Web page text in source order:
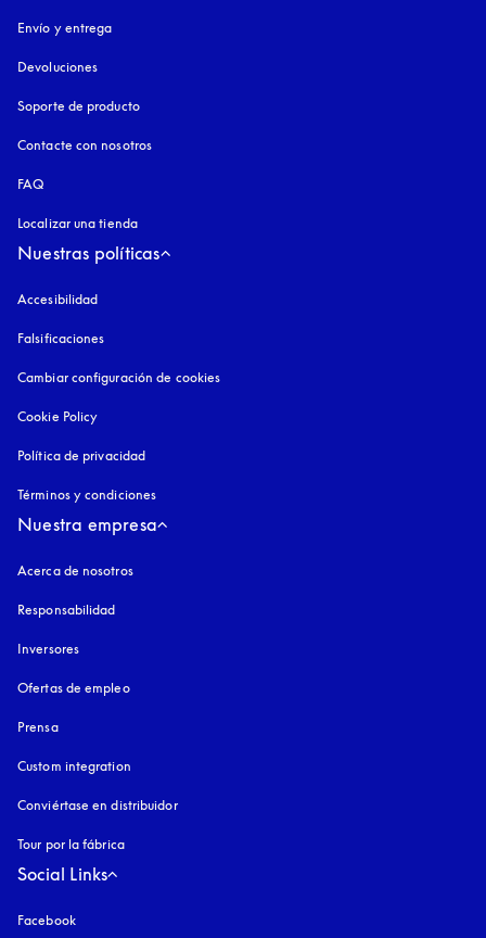
Envío y entrega
Devoluciones
Soporte de producto
Contacte con nosotros
FAQ
Localizar una tienda
Nuestras políticas
Accesibilidad
Falsificaciones
Cambiar configuración de cookies
Cookie Policy
Política de privacidad
Términos y condiciones
Nuestra empresa
Acerca de nosotros
Responsabilidad
Inversores
Ofertas de empleo
Prensa
Custom integration
Conviértase en distribuidor
Tour por la fábrica
Social Links
Facebook